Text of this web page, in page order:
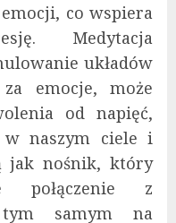
co wspiera
Medytacja
układów
za emocje, może
od napięć,
w naszym ciele i
jak nośnik, który
połączenie z
samym na